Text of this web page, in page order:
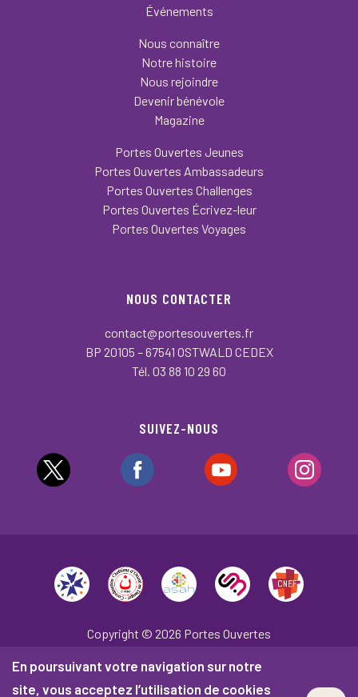
En poursuivant votre navigation sur notre
site, vous acceptez l’utilisation de cookies
Événements
Nous connaître
Notre histoire
Nous rejoindre
Devenir bénévole
Magazine
Portes Ouvertes Jeunes
Portes Ouvertes Ambassadeurs
Portes Ouvertes Challenges
Portes Ouvertes Écrivez-leur
Portes Ouvertes Voyages
NOUS CONTACTER
contact@portesouvertes.fr
BP 20105 – 67541 OSTWALD CEDEX
Tél. 03 88 10 29 60
SUIVEZ-NOUS
Copyright © 2026 Portes Ouvertes
Plan du site
Mentions légales
Politique de confidentialité